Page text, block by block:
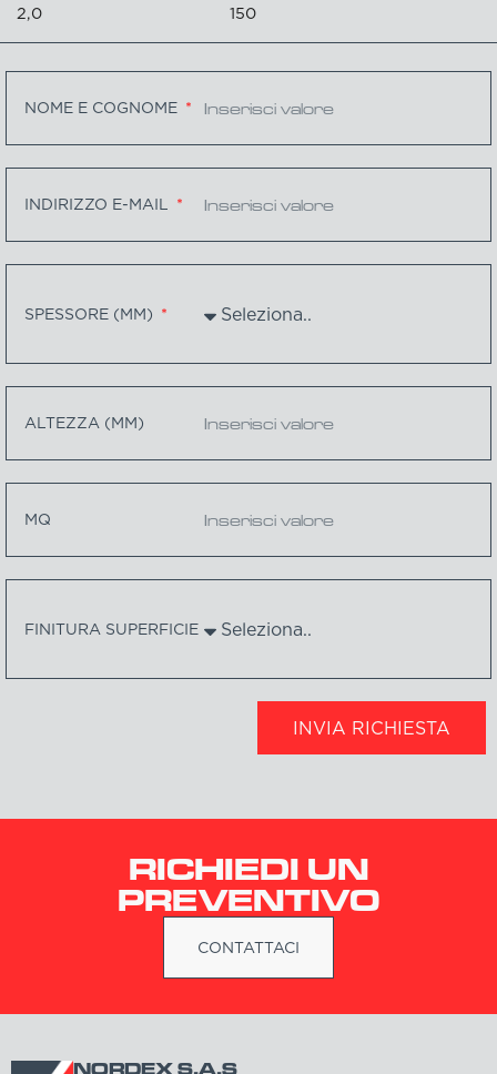
2,0 150
NOME E COGNOME
INDIRIZZO E-MAIL
SPESSORE (MM)
ALTEZZA (MM)
MQ
FINITURA SUPERFICIE
INVIA RICHIESTA
RICHIEDI UN
PREVENTIVO
CONTATTACI
NORDEX S.A.S